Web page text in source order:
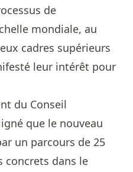
de
mondiale, au
cadres supérieurs
leur intérêt pour
du Conseil
que le nouveau
un parcours de 25
concrets dans le